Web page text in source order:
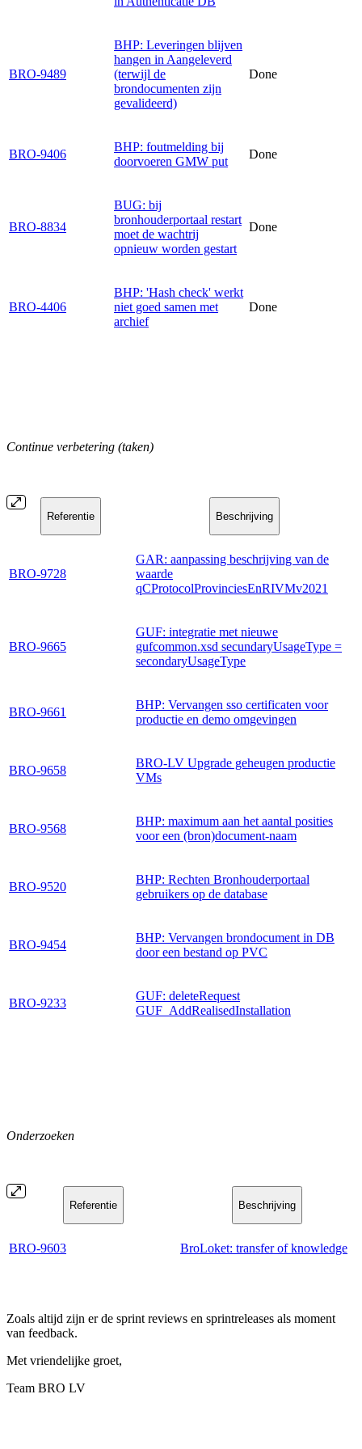
BRO-9489
BHP: Leveringen blijven
hangen in Aangeleverd
(terwijl de
brondocumenten zijn
gevalideerd)
Done
BRO-9406
BHP: foutmelding bij
doorvoeren GMW put
Done
BRO-8834
BUG: bij
bronhouderportaal restart
moet de wachtrij
opnieuw worden gestart
Done
BRO-4406
BHP: 'Hash check' werkt
niet goed samen met
archief
Done
Continue verbetering (taken)
Referentie Beschrijving
BRO-9728
GAR: aanpassing beschrijving van de
waarde
qCProtocolProvinciesEnRIVMv2021
BRO-9665
GUF: integratie met nieuwe
gufcommon.xsd secundaryUsageType =
secondaryUsageType
BRO-9661
BHP: Vervangen sso certificaten voor
productie en demo omgevingen
BRO-9658
BRO-LV Upgrade geheugen productie
VMs
BRO-9568
BHP: maximum aan het aantal posities
voor een (bron)document-naam
BRO-9520
BHP: Rechten Bronhouderportaal
gebruikers op de database
BRO-9454
BHP: Vervangen brondocument in DB
door een bestand op PVC
BRO-9233
GUF: deleteRequest
GUF_AddRealisedInstallation
Onderzoeken
Referentie Beschrijving
BRO-9603 BroLoket: transfer of knowledge
Zoals altijd zijn er de sprint reviews en sprintreleases als moment
van feedback.
Met vriendelijke groet,
Team BRO LV